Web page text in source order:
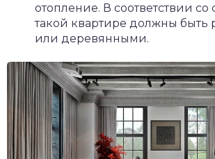
отопление. В соответствии со
такой квартире должны быть
или деревянными.